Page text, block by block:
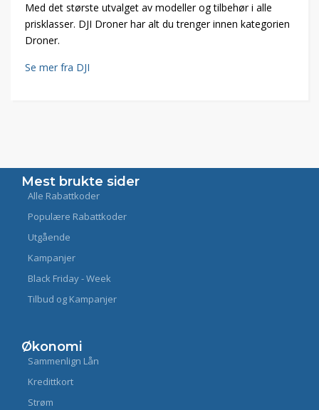
Med det største utvalget av modeller og tilbehør i alle
prisklasser. DJI Droner har alt du trenger innen kategorien
Droner.
Se mer fra DJI
Mest brukte sider
Alle Rabattkoder
Populære Rabattkoder
Utgående
Kampanjer
Black Friday - Week
Tilbud og Kampanjer
Økonomi
Sammenlign Lån
Kredittkort
Strøm